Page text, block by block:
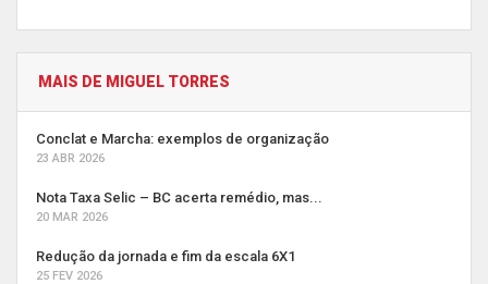
MAIS DE MIGUEL TORRES
Conclat e Marcha: exemplos de organização
23 ABR 2026
Nota Taxa Selic – BC acerta remédio, mas...
20 MAR 2026
Redução da jornada e fim da escala 6X1
25 FEV 2026